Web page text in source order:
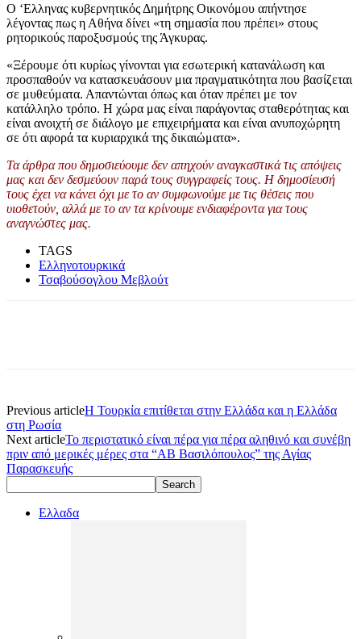
Ο ‘Ελληνας κυβερνητικός Δημήτρης Οικονόμου απήντησε
λέγοντας πως η Αθήνα δίνει «τη σημασία που πρέπει» στους
ρητορικούς παροξυσμούς της Άγκυρας.
«Ξέρουμε ότι κυρίως γίνονται για εσωτερική κατανάλωση και
προσπαθούν να κατασκευάσουν μια πραγματικότητα που βασίζεται
σε μυθεύματα. Απαντώνται όπως και όταν πρέπει με τον
κατάλληλο τρόπο. Η χώρα μας είναι παράγοντας σταθερότητας και
είναι ανοιχτή σε διάλογο με επιχειρήματα και είναι ανυποχώρητη
σε ότι αφορά τα κυριαρχικά της δικαιώματα».
Τα άρθρα που δημοσιεύουμε δεν απηχούν αναγκαστικά τις απόψεις
μας και δεν δεσμεύουν παρά τους συγγραφείς τους. Η δημοσίευσή
τους έχει να κάνει όχι με το αν συμφωνούμε με τις θέσεις που
υιοθετούν, αλλά με το αν τα κρίνουμε ενδιαφέροντα για τους
αναγνώστες μας.
TAGS
Ελληνοτουρκικά
Τσαβούσογλου Μεβλούτ
Previous articleΗ Τουρκία επιτίθεται στην Ελλάδα και η Ελλάδα
στη Ρωσία
Next articleΤο περιστατικό είναι πέρα για πέρα αληθινό και συνέβη
πριν από μερικές μέρες στα “ΑΒ Βασιλόπουλος” της Αγίας
Παρασκευής
Ελλαδα